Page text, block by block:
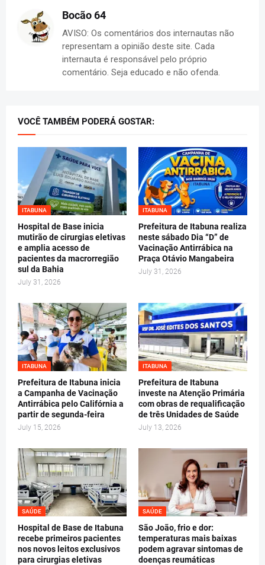
Bocão 64
AVISO: Os comentários dos internautas não
representam a opinião deste site. Cada
internauta é responsável pelo próprio
comentário. Seja educado e não ofenda.
VOCÊ TAMBÉM PODERÁ GOSTAR:
ITABUNA
Hospital de Base inicia
mutirão de cirurgias eletivas
e amplia acesso de
pacientes da macrorregião
sul da Bahia
July 31, 2026
ITABUNA
Prefeitura de Itabuna realiza
neste sábado Dia “D” de
Vacinação Antirrábica na
Praça Otávio Mangabeira
July 31, 2026
ITABUNA
Prefeitura de Itabuna inicia
a Campanha de Vacinação
Antirrábica pelo Califórnia a
partir de segunda-feira
July 15, 2026
ITABUNA
Prefeitura de Itabuna
investe na Atenção Primária
com obras de requalificação
de três Unidades de Saúde
July 13, 2026
SAÚDE
Hospital de Base de Itabuna
recebe primeiros pacientes
nos novos leitos exclusivos
para cirurgias eletivas
SAÚDE
São João, frio e dor:
temperaturas mais baixas
podem agravar sintomas de
doenças reumáticas